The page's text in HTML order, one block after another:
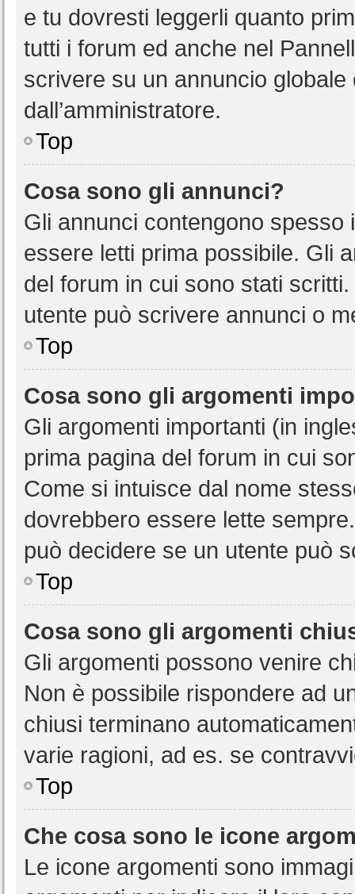
e tu dovresti leggerli quanto
tutti i forum ed anche nel
scrivere su un annuncio
dall’amministratore.
Top
Cosa sono gli annunci?
Gli annunci contengono
essere letti prima possibile. Gli
del forum in cui sono stati
utente può scrivere annunci o
Top
Cosa sono gli argomenti
Gli argomenti importanti (in
prima pagina del forum in cui
Come si intuisce dal nome
dovrebbero essere lette
può decidere se un utente può
Top
Cosa sono gli argomenti
Gli argomenti possono venire
Non è possibile rispondere ad
chiusi terminano
varie ragioni, ad es. se
Top
Che cosa sono le icone
Le icone argomenti sono